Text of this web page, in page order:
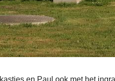
en Paul ook met het